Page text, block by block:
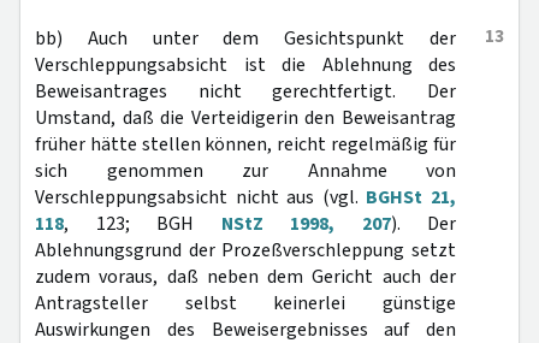
13
bb) Auch unter dem Gesichtspunkt der
Verschleppungsabsicht ist die Ablehnung des
Beweisantrages nicht gerechtfertigt. Der
Umstand, daß die Verteidigerin den Beweisantrag
früher hätte stellen können, reicht regelmäßig für
sich genommen zur Annahme von
Verschleppungsabsicht nicht aus (vgl. BGHSt 21,
118, 123; BGH NStZ 1998, 207). Der
Ablehnungsgrund der Prozeßverschleppung setzt
zudem voraus, daß neben dem Gericht auch der
Antragsteller selbst keinerlei günstige
Auswirkungen des Beweisergebnisses auf den